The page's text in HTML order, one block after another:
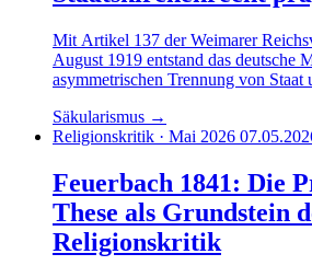
Mit Artikel 137 der Weimarer
August 1919 entstand das deutsche
asymmetrischen Trennung von
französischen Loi 1905 und dem
zeigt das Profil.
Säkularismus →
Religionskritik · Mai 2026
Feuerbach 1841: Die
These als Grundstein
Religionskritik